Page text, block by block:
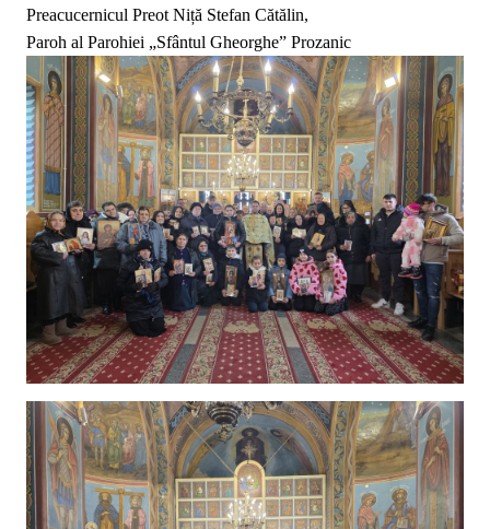
Preacucernicul Preot Niță Stefan Cătălin,
Paroh al Parohiei „Sfântul Gheorghe” Prozanic